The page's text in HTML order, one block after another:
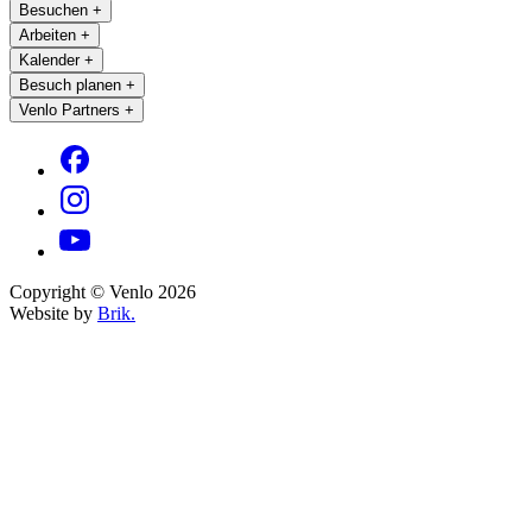
Besuchen +
Arbeiten +
Kalender +
Besuch planen +
Venlo Partners +
Copyright © Venlo 2026
Website by Brik.